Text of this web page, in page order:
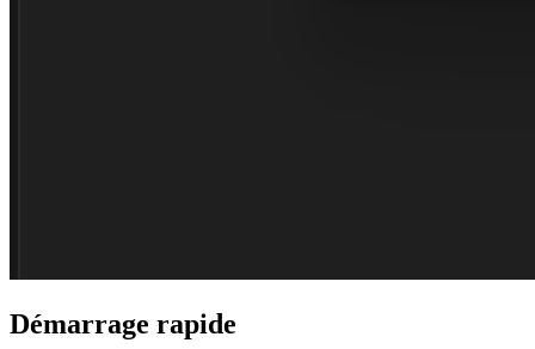
Démarrage rapide